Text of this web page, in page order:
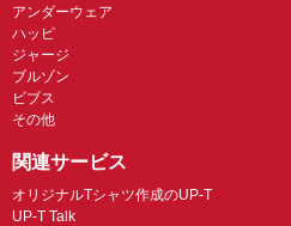
アンダーウェア
ハッピ
ジャージ
ブルゾン
ビブス
その他
関連サービス
オリジナルTシャツ作成のUP-T
UP-T Talk